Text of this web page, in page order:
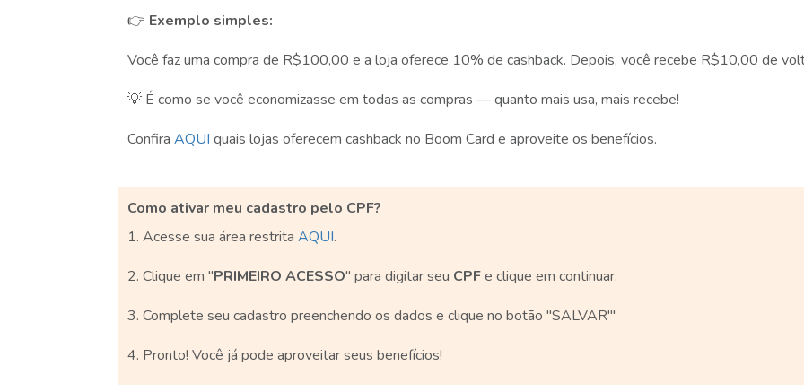
👉 Exemplo simples:
Você faz uma compra de R$100,00 e a loja oferece 10% de cashback. Depois, você recebe R$10,00 de
💡 É como se você economizasse em todas as compras — quanto mais usa, mais recebe!
Confira AQUI quais lojas oferecem cashback no Boom Card e aproveite os benefícios.
Como ativar meu cadastro pelo CPF?
1. Acesse sua área restrita AQUI.
2. Clique em ''PRIMEIRO ACESSO'' para digitar seu CPFe clique em continuar.
3. Complete seu cadastro preenchendo os dados e clique no botão ''SALVAR'''
4. Pronto! Você já pode aproveitar seus benefícios!